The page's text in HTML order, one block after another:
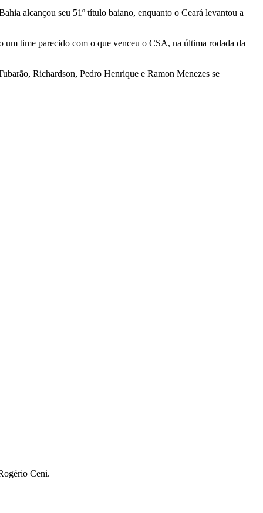
alcançou seu 51º título baiano, enquanto o Ceará levantou a
um time parecido com o que venceu o CSA, na última rodada da
Richardson, Pedro Henrique e Ramon Menezes se
Ceni.